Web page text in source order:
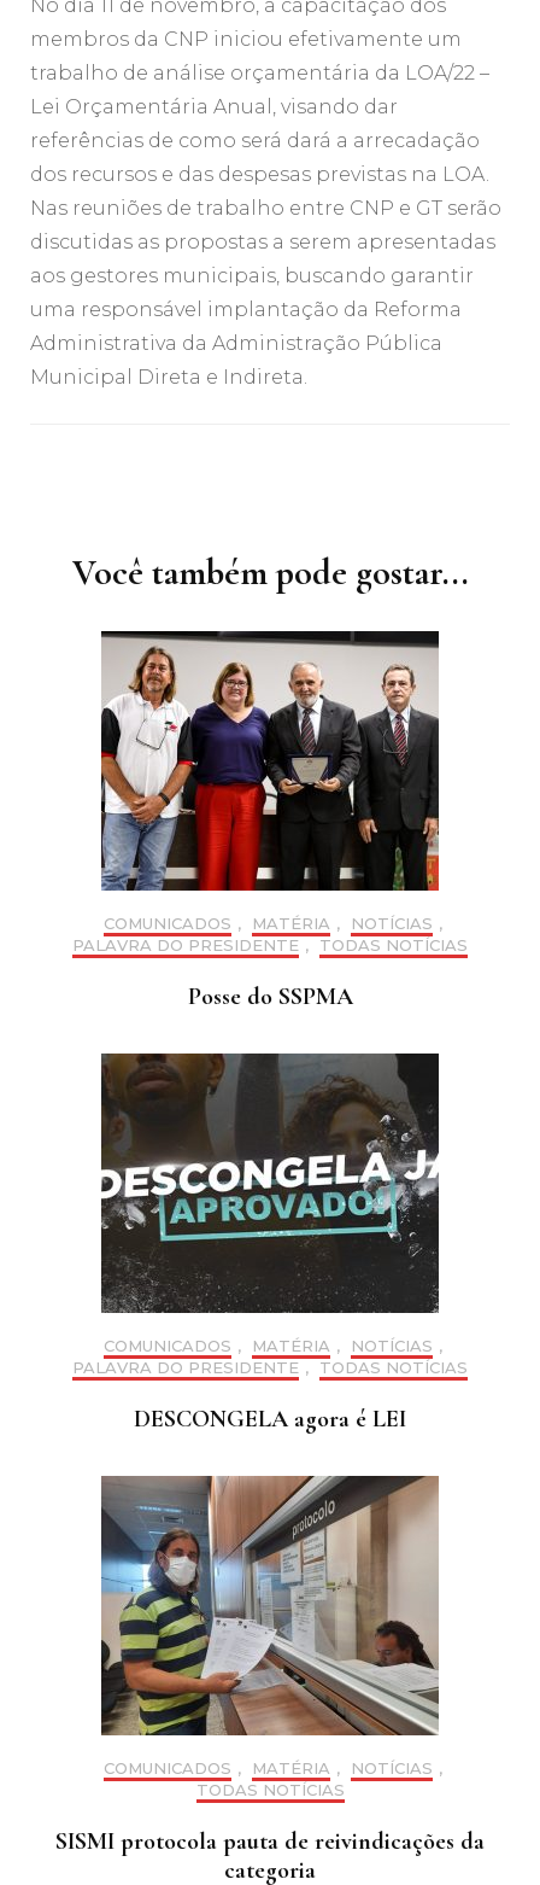
No dia 11 de novembro, a capacitação dos
membros da CNP iniciou efetivamente um
trabalho de análise orçamentária da LOA/22 –
Lei Orçamentária Anual, visando dar
referências de como será dará a arrecadação
dos recursos e das despesas previstas na LOA.
Nas reuniões de trabalho entre CNP e GT serão
discutidas as propostas a serem apresentadas
aos gestores municipais, buscando garantir
uma responsável implantação da Reforma
Administrativa da Administração Pública
Municipal Direta e Indireta.
postVocê também pode gostar...
COMUNICADOS , MATÉRIA , NOTÍCIAS ,
PALAVRA DO PRESIDENTE , TODAS NOTÍCIAS
Posse do SSPMA
COMUNICADOS , MATÉRIA , NOTÍCIAS ,
PALAVRA DO PRESIDENTE , TODAS NOTÍCIAS
DESCONGELA agora é LEI
COMUNICADOS , MATÉRIA , NOTÍCIAS ,
TODAS NOTÍCIAS
SISMI protocola pauta de reivindicações da
categoria